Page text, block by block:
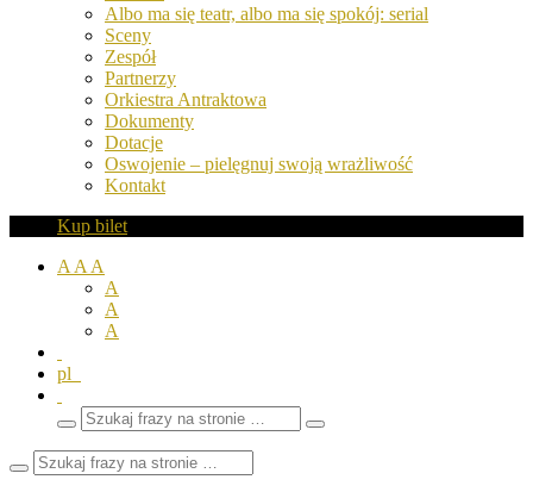
Albo ma się teatr, albo ma się spokój: serial
Sceny
Zespół
Partnerzy
Orkiestra Antraktowa
Dokumenty
Dotacje
Oswojenie – pielęgnuj swoją wrażliwość
Kontakt
Kup bilet
A A A
A
A
A
pl
Wyszukaj
frazy
Zamknij